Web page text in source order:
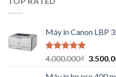
Máy in Canon LBP
Được xếp
sao
4.000.000₫